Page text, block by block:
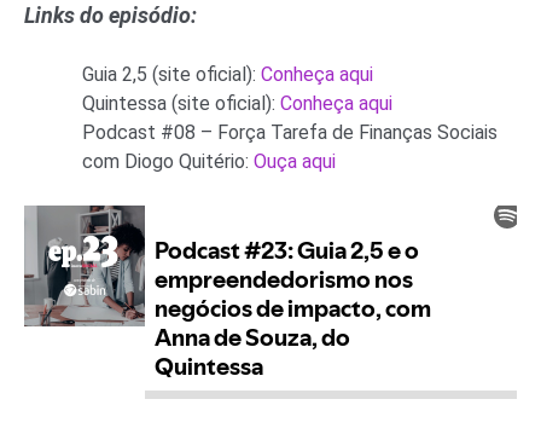
Links do episódio:
Guia 2,5 (site oficial): Conheça aqui
Quintessa (site oficial): Conheça aqui
Podcast #08 – Força Tarefa de Finanças Sociais
com Diogo Quitério: Ouça aqui